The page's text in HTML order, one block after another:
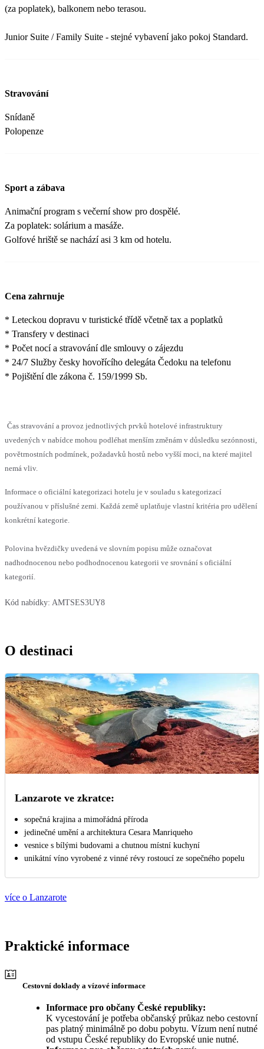
(za poplatek), balkonem nebo terasou.
Junior Suite / Family Suite - stejné vybavení jako pokoj Standard.
Stravování
Snídaně
Polopenze
Sport a zábava
Animační program s večerní show pro dospělé.
Za poplatek: solárium a masáže.
Golfové hriště se nachází asi 3 km od hotelu.
Cena zahrnuje
* Leteckou dopravu v turistické třídě včetně tax a poplatků
* Transfery v destinaci
* Počet nocí a stravování dle smlouvy o zájezdu
* 24/7 Služby česky hovořícího delegáta Čedoku na telefonu
* Pojištění dle zákona č. 159/1999 Sb.
Čas stravování a provoz jednotlivých prvků hotelové infrastruktury
uvedených v nabídce mohou podléhat menším změnám v důsledku sezónnosti,
povětrnostních podmínek, požadavků hostů nebo vyšší moci, na které majitel
nemá vliv.
Informace o oficiální kategorizaci hotelu je v souladu s kategorizací
používanou v příslušné zemi. Každá země uplatňuje vlastní kritéria pro udělení
konkrétní kategorie.
Polovina hvězdičky uvedená ve slovním popisu může označovat
nadhodnocenou nebo podhodnocenou kategorii ve srovnání s oficiální
kategorií.
Kód nabídky: AMTSES3UY8
O destinaci
Lanzarote ve zkratce:
sopečná krajina a mimořádná příroda
jedinečné umění a architektura Cesara Manriqueho
vesnice s bílými budovami a chutnou místní kuchyní
unikátní víno vyrobené z vinné révy rostoucí ze sopečného popelu
více o Lanzarote
Praktické informace
Cestovní doklady a vízové informace
Informace pro občany České republiky:
K vycestování je potřeba občanský průkaz nebo cestovní
pas platný minimálně po dobu pobytu. Vízum není nutné
od vstupu České republiky do Evropské unie nutné.